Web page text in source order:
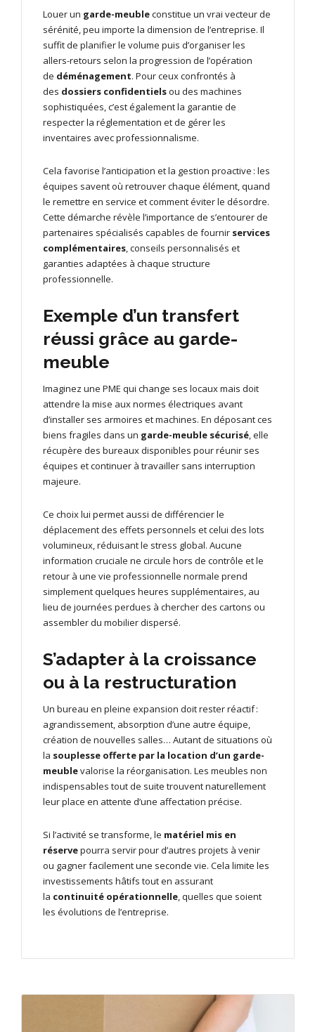
Louer un garde-meubleconstitue un vrai vecteur de
sérénité, peu importe la dimension de l’entreprise. Il
suffit de planifier le volume puis d’organiser les
allers-retours selon la progression de l’opération
de déménagement. Pour ceux confrontés à
des dossiers confidentielsou des machines
sophistiquées, c’est également la garantie de
respecter la réglementation et de gérer les
inventaires avec professionnalisme.
Cela favorise l’anticipation et la gestion proactive : les
équipes savent où retrouver chaque élément, quand
le remettre en service et comment éviter le désordre.
Cette démarche révèle l’importance de s’entourer de
partenaires spécialisés capables de fournir services
complémentaires , conseils personnalisés et
garanties adaptées à chaque structure
professionnelle.
Exemple d’un transfert
réussi grâce au garde-
meuble
Imaginez une PME qui change ses locaux mais doit
attendre la mise aux normes électriques avant
d’installer ses armoires et machines. En déposant ces
biens fragiles dans un garde-meuble sécurisé , elle
récupère des bureaux disponibles pour réunir ses
équipes et continuer à travailler sans interruption
majeure.
Ce choix lui permet aussi de différencier le
déplacement des effets personnels et celui des lots
volumineux, réduisant le stress global. Aucune
information cruciale ne circule hors de contrôle et le
retour à une vie professionnelle normale prend
simplement quelques heures supplémentaires, au
lieu de journées perdues à chercher des cartons ou
assembler du mobilier dispersé.
S’adapter à la croissance
ou à la restructuration
Un bureau en pleine expansion doit rester réactif :
agrandissement, absorption d’une autre équipe,
création de nouvelles salles… Autant de situations où
la souplesse offerte par la location d’un garde-
meublevalorise la réorganisation. Les meubles non
indispensables tout de suite trouvent naturellement
leur place en attente d’une affectation précise.
Si l’activité se transforme, le matériel mis en
réservepourra servir pour d’autres projets à venir
ou gagner facilement une seconde vie. Cela limite les
investissements hâtifs tout en assurant
la continuité opérationnelle , quelles que soient
les évolutions de l’entreprise.